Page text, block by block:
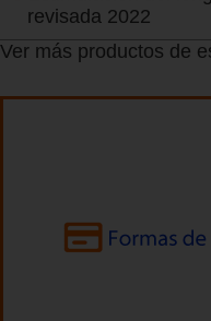
revisada 2022
Ver más productos de